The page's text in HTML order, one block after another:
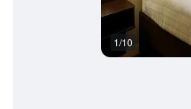
1/10